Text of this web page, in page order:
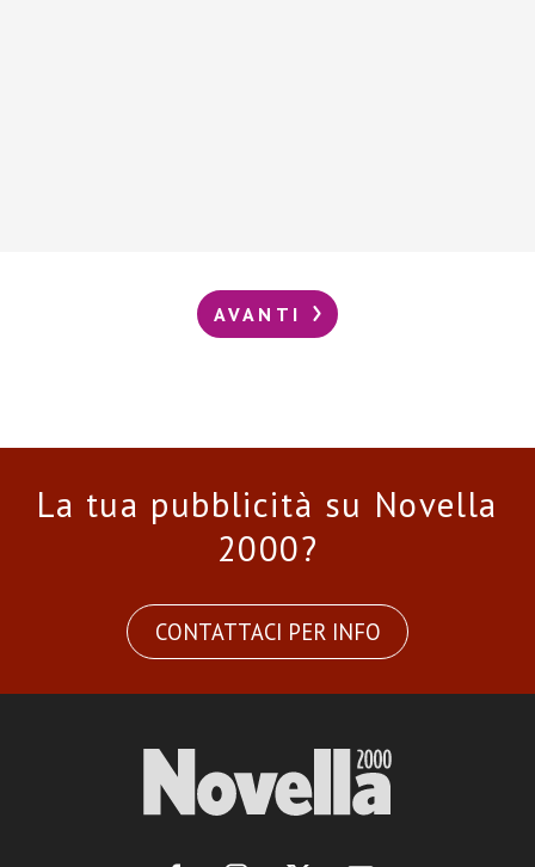
AVANTI
La tua pubblicità su Novella
2000?
CONTATTACI PER INFO